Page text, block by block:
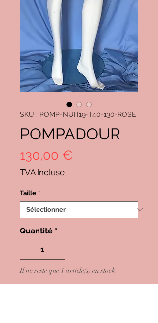
SKU : POMP-NUIT19-T40-130-ROSE
POMPADOUR
130,00 €
TVA Incluse
Taille *
Quantité *
Il ne reste que 1 article(s) en stock